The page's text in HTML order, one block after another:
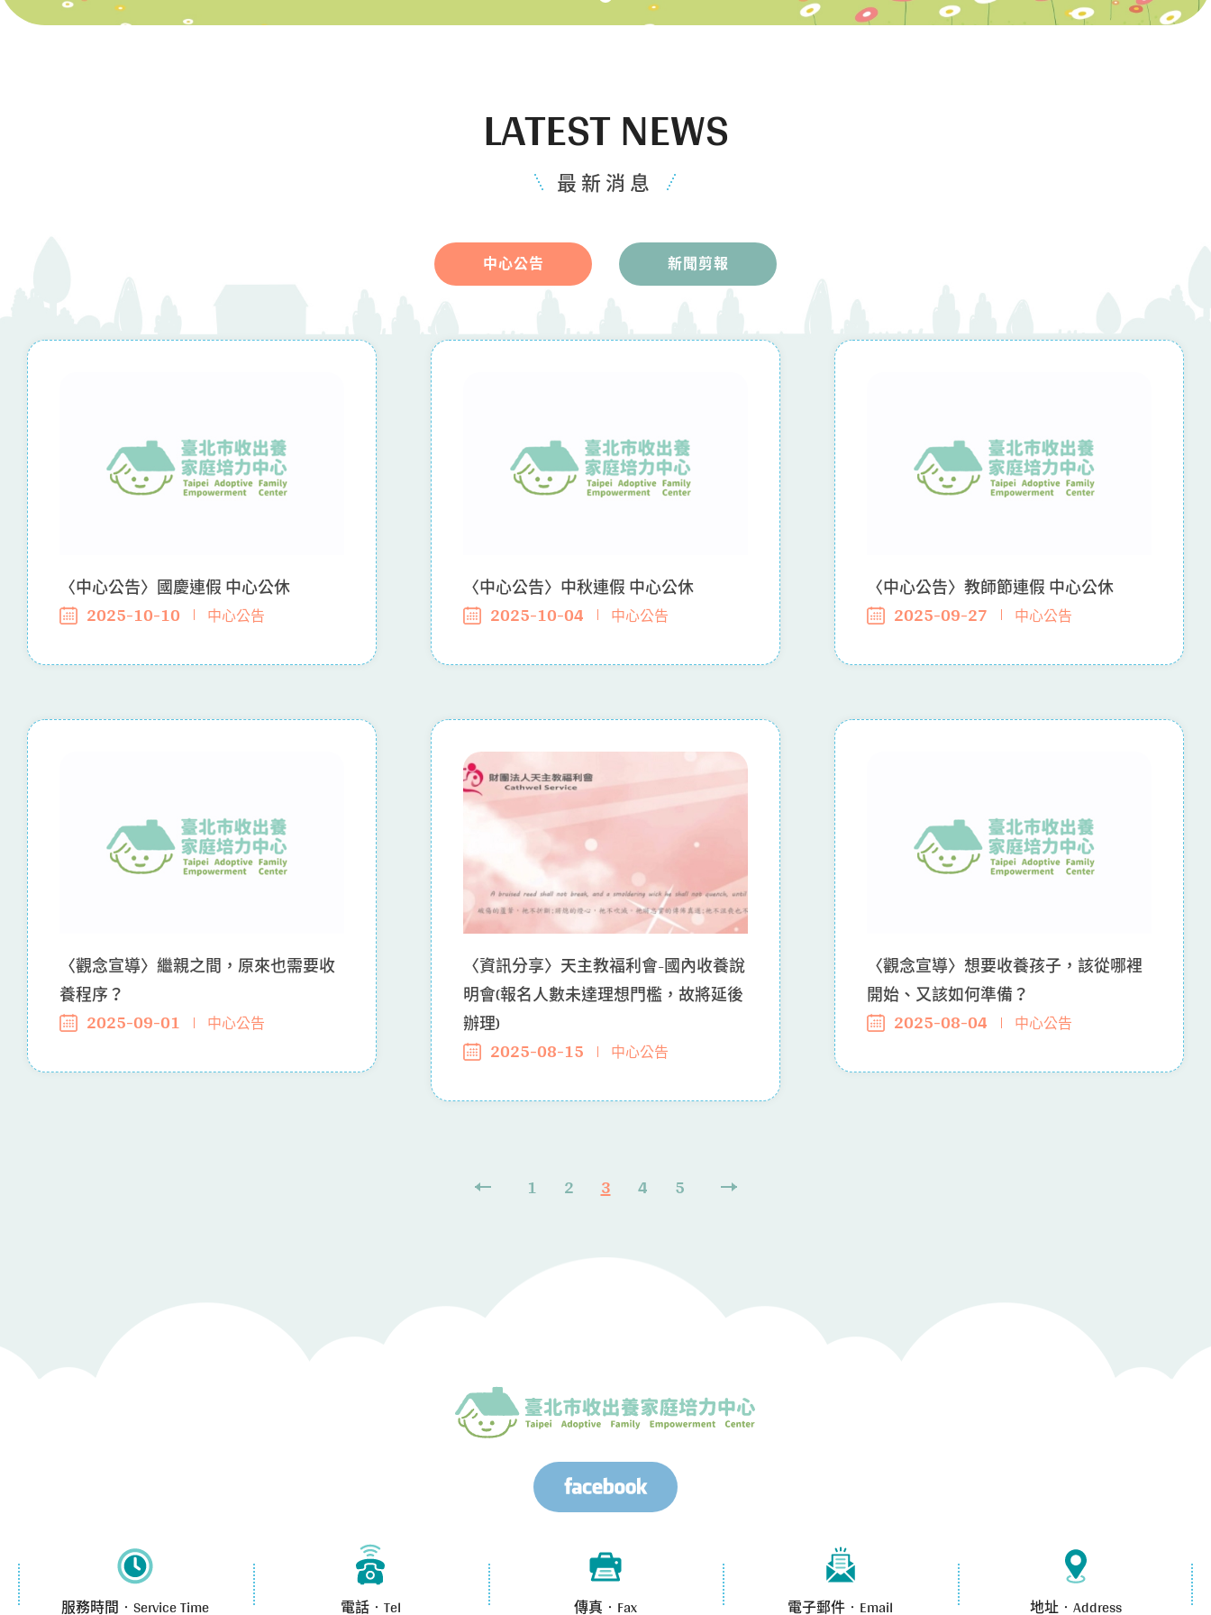
LATEST NEWS
最新消息
中心公告 新聞剪報
〈中心公告〉國慶連假 中心公休
2025-10-10 中心公告
〈中心公告〉中秋連假 中心公休
2025-10-04 中心公告
〈中心公告〉教師節連假 中心公休
2025-09-27 中心公告
〈觀念宣導〉繼親之間，原來也需要收
養程序？
2025-09-01 中心公告
〈資訊分享〉天主教福利會-國內收養說
明會(報名人數未達理想門檻，故將延後
辦理)
2025-08-15 中心公告
〈觀念宣導〉想要收養孩子，該從哪裡
開始、又該如何準備？
2025-08-04 中心公告
1 2 3 4 5
服務時間‧Service Time 電話‧Tel 傳真‧Fax 電子郵件‧Email 地址‧Address